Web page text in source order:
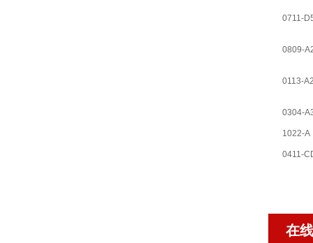
0711-
0809-
0113-
0304-
1022-A
0411-
在